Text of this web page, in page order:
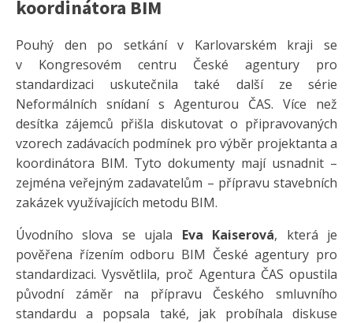
koordinátora BIM
Pouhý den po setkání v Karlovarském kraji se
v Kongresovém centru České agentury pro
standardizaci uskutečnila také další ze série
Neformálních snídaní s Agenturou ČAS. Více než
desítka zájemců přišla diskutovat o připravovaných
vzorech zadávacích podmínek pro výběr projektanta a
koordinátora BIM. Tyto dokumenty mají usnadnit –
zejména veřejným zadavatelům – přípravu stavebních
zakázek využívajících metodu BIM.
Úvodního slova se ujala Eva Kaiserová, která je
pověřena řízením odboru BIM České agentury pro
standardizaci. Vysvětlila, proč Agentura ČAS opustila
původní záměr na přípravu Českého smluvního
standardu a popsala také, jak probíhala diskuse